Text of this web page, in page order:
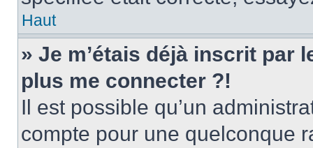
Haut
» Je m’étais déjà inscrit par
plus me connecter ?!
Il est possible qu’un
compte pour une quelconque